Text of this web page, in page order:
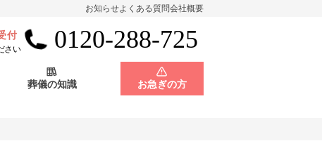
お知らせよくある質問会社概要
付
さい 0120-288-725
葬儀の知識 お急ぎの方
会員制度
神奈川県